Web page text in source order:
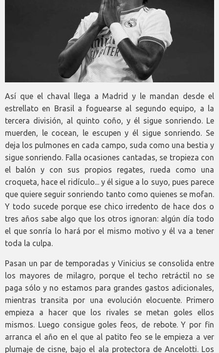
Así que el chaval llega a Madrid y le mandan desde el
estrellato en Brasil a foguearse al segundo equipo, a la
tercera división, al quinto coño, y él sigue sonriendo. Le
muerden, le cocean, le escupen y él sigue sonriendo. Se
deja los pulmones en cada campo, suda como una bestia y
sigue sonriendo. Falla ocasiones cantadas, se tropieza con
el balón y con sus propios regates, rueda como una
croqueta, hace el ridículo... y él sigue a lo suyo, pues parece
que quiere seguir sonriendo tanto como quienes se mofan.
Y todo sucede porque ese chico irredento de hace dos o
tres años sabe algo que los otros ignoran: algún día todo
el que sonría lo hará por el mismo motivo y él va a tener
toda la culpa.
Pasan un par de temporadas y Vinicius se consolida entre
los mayores de milagro, porque el techo retráctil no se
paga sólo y no estamos para grandes gastos adicionales,
mientras transita por una evolución elocuente. Primero
empieza a hacer que los rivales se metan goles ellos
mismos. Luego consigue goles feos, de rebote. Y por fin
arranca el año en el que al patito feo se le empieza a ver
plumaje de cisne, bajo el ala protectora de Ancelotti. Los